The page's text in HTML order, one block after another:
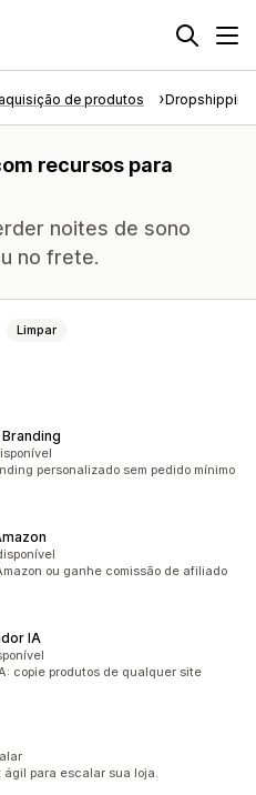
de produtos Dropshipping
recursos para
noites de sono
no frete.
Limpar
personalizado sem pedido mínimo
ou ganhe comissão de afiliado
IA
copie produtos de qualquer site
para escalar sua loja.